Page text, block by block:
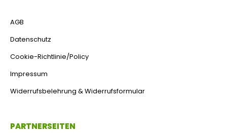
AGB
Datenschutz
Cookie-Richtlinie/Policy
Impressum
Widerrufsbelehrung & Widerrufsformular
PARTNERSEITEN